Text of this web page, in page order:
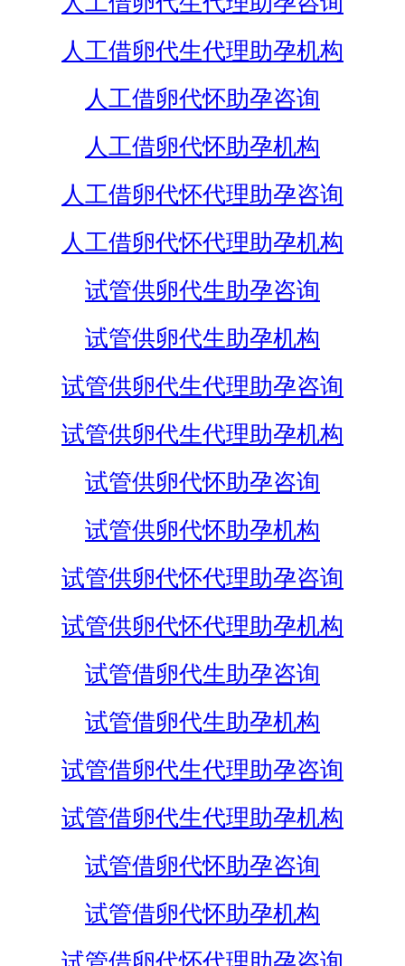
人工借卵代生代理助孕机构
人工借卵代怀助孕咨询
人工借卵代怀助孕机构
人工借卵代怀代理助孕咨询
人工借卵代怀代理助孕机构
试管供卵代生助孕咨询
试管供卵代生助孕机构
试管供卵代生代理助孕咨询
试管供卵代生代理助孕机构
试管供卵代怀助孕咨询
试管供卵代怀助孕机构
试管供卵代怀代理助孕咨询
试管供卵代怀代理助孕机构
试管借卵代生助孕咨询
试管借卵代生助孕机构
试管借卵代生代理助孕咨询
试管借卵代生代理助孕机构
试管借卵代怀助孕咨询
试管借卵代怀助孕机构